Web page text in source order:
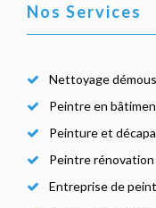
Nos Services
Nettoyage
Peintre en
Peinture et
Peintre
Entreprise de